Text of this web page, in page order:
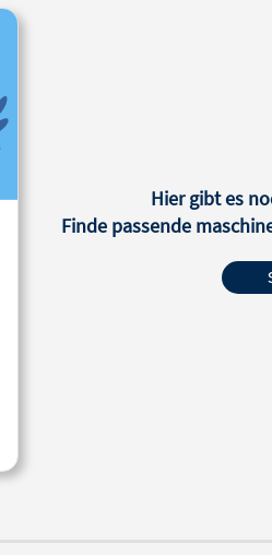
Hier gibt es
Finde passende